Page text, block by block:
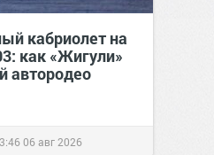
кабриолет на
как «Жигули»
автородео
06 авг 2026